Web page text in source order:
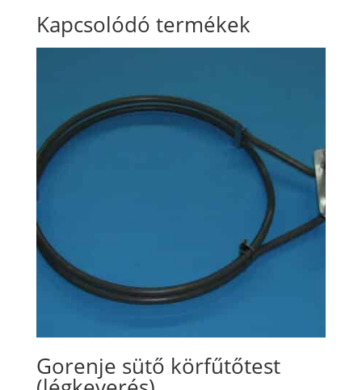
Kapcsolódó termékek
Gorenje sütő körfűtőtest